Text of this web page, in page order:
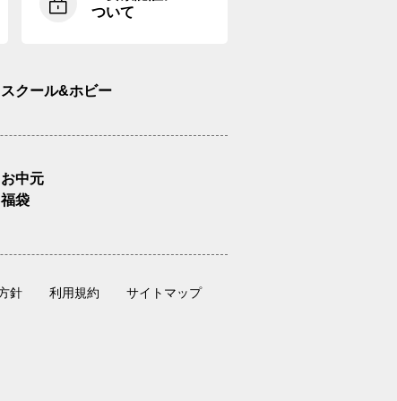
ついて
スクール&ホビー
お中元
福袋
針 利用規約 サイトマップ